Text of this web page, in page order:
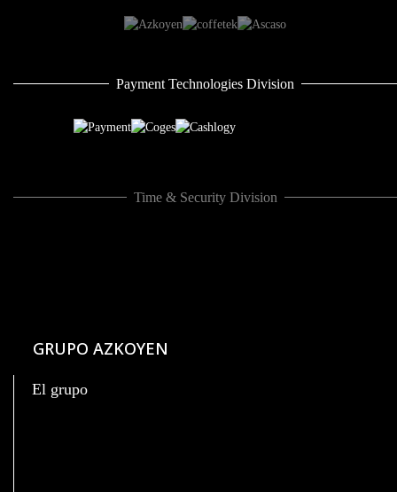
Payment Technologies Division
Time & Security Division
GRUPO AZKOYEN
El grupo